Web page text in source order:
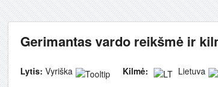
Gerimantas vardo reikšmė ir
Lytis: Vyriška Kilmė: Lietuva